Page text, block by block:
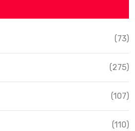
(73)
(275)
(107)
(110)